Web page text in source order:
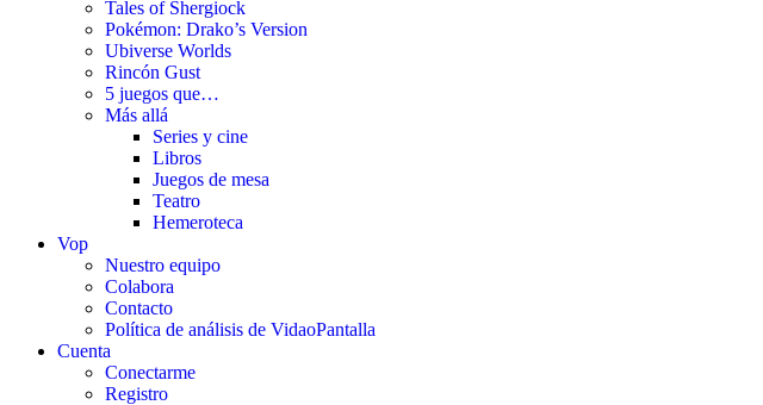
Tales of Shergiock
Pokémon: Drako’s Version
Ubiverse Worlds
Rincón Gust
5 juegos que…
Más allá
Series y cine
Libros
Juegos de mesa
Teatro
Hemeroteca
Vop
Nuestro equipo
Colabora
Contacto
Política de análisis de VidaoPantalla
Cuenta
Conectarme
Registro